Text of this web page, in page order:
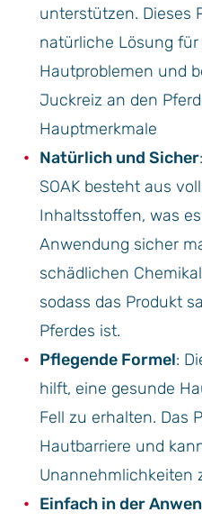
unterstützen. Dieses
natürliche Lösung für
Hautproblemen und
Juckreiz an den
Hauptmerkmale
Natürlich und Sicher
SOAK besteht aus
Inhaltsstoffen, was
Anwendung sicher
schädlichen
sodass das Produkt
Pferdes ist.
Pflegende Formel:
hilft, eine gesunde
Fell zu erhalten. Das
Hautbarriere und
Unannehmlichkeiten
Einfach in der